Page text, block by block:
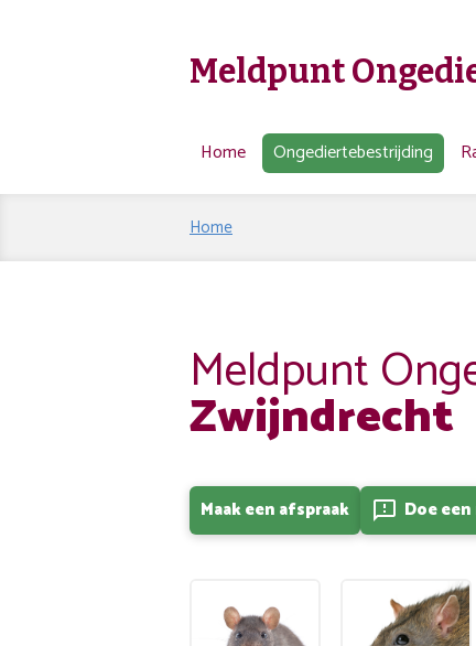
Meldpunt
Home Ongediertebestrijding
Home
Meldpunt
Zwijndrecht
Maak een afspraak feedback Doe